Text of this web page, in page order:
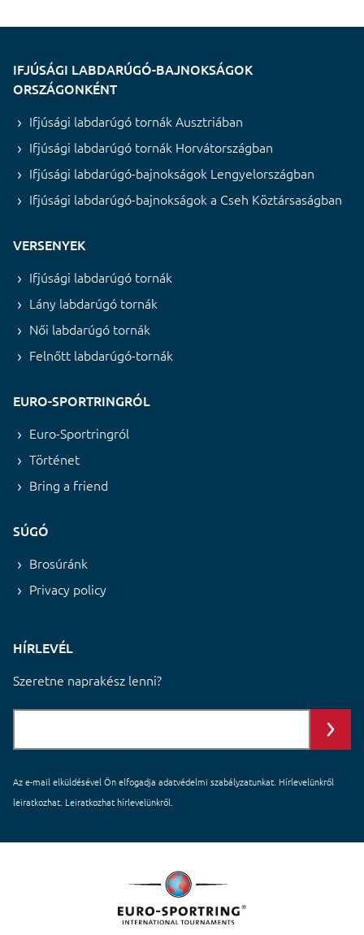
IFJÚSÁGI LABDARÚGÓ-BAJNOKSÁGOK
ORSZÁGONKÉNT
Ifjúsági labdarúgó tornák Ausztriában
Ifjúsági labdarúgó tornák Horvátországban
Ifjúsági labdarúgó-bajnokságok Lengyelországban
Ifjúsági labdarúgó-bajnokságok a Cseh Köztársaságban
VERSENYEK
Ifjúsági labdarúgó tornák
Lány labdarúgó tornák
Női labdarúgó tornák
Felnőtt labdarúgó-tornák
EURO-SPORTRINGRÓL
Euro-Sportringról
Történet
Bring a friend
SÚGÓ
Brosúránk
Privacy policy
HÍRLEVÉL
Szeretne naprakész lenni?
Az e-mail elküldésével Ön elfogadja adatvédelmi szabályzatunkat . Hírlevelünkről
leiratkozhat. Leiratkozhat hírlevelünkről.